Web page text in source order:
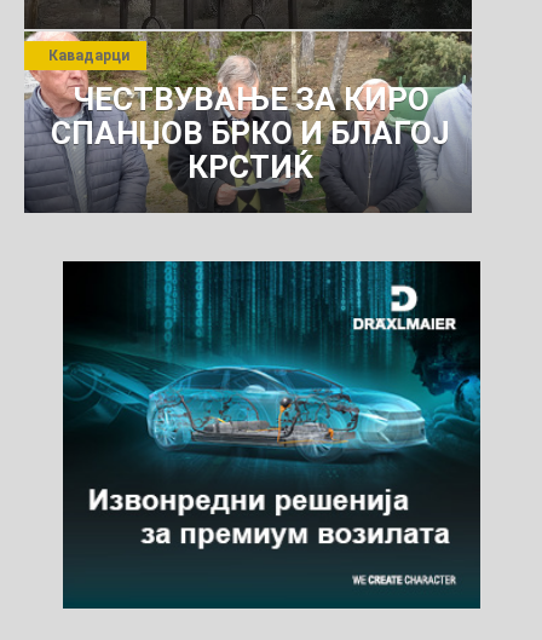
ЧЕСТВУВАЊЕ ЗА КИРО
СПАНЏОВ БРКО И БЛАГОЈ
КРСТИЌ
Кавадарци